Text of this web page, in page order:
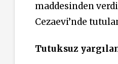
maddesinden
Cezaevi’nde
Tutuksuz